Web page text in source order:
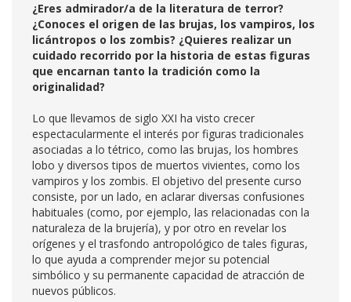
¿Eres admirador/a de la literatura de terror?
¿Conoces el origen de las brujas, los vampiros, los
licántropos o los zombis? ¿Quieres realizar un
cuidado recorrido por la historia de estas figuras
que encarnan tanto la tradición como la
originalidad?
Lo que llevamos de siglo XXI ha visto crecer
espectacularmente el interés por figuras tradicionales
asociadas a lo tétrico, como las brujas, los hombres
lobo y diversos tipos de muertos vivientes, como los
vampiros y los zombis. El objetivo del presente curso
consiste, por un lado, en aclarar diversas confusiones
habituales (como, por ejemplo, las relacionadas con la
naturaleza de la brujería), y por otro en revelar los
orígenes y el trasfondo antropológico de tales figuras,
lo que ayuda a comprender mejor su potencial
simbólico y su permanente capacidad de atracción de
nuevos públicos.